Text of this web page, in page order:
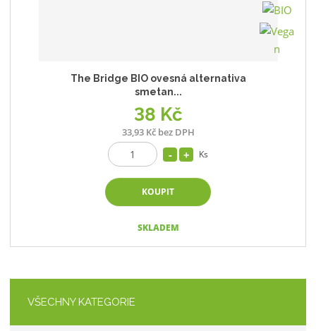
The Bridge BIO ovesná alternativa
smetan...
38 Kč
33,93 Kč bez DPH
Ks
KOUPIT
SKLADEM
VŠECHNY KATEGORIE